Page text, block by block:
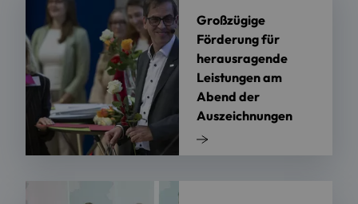
Großzügige
Förderung für
herausragende
Leistungen am
Abend der
Auszeichnungen